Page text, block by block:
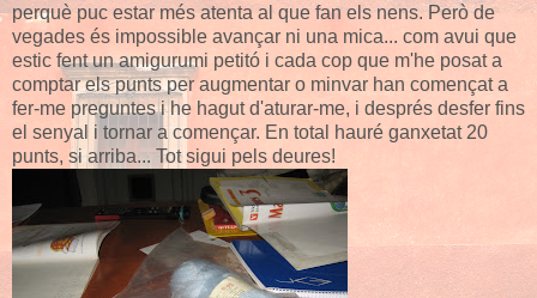
perquè puc estar més atenta al que fan els nens. Però de
vegades és impossible avançar ni una mica... com avui que
estic fent un amigurumi petitó i cada cop que m'he posat a
comptar els punts per augmentar o minvar han començat a
fer-me preguntes i he hagut d'aturar-me, i després desfer fins
el senyal i tornar a començar. En total hauré ganxetat 20
punts, si arriba... Tot sigui pels deures!